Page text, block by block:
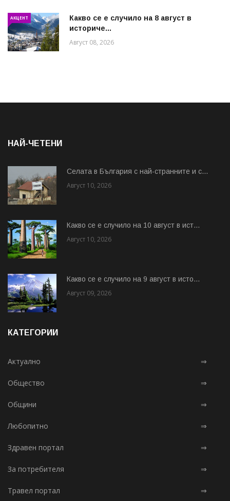
АКЦЕНТ
Какво се е случило на 8 август в
историче...
Август 08, 2026
НАЙ-ЧЕТЕНИ
Cелата в България с най-странните и с...
Август 10, 2026
Какво се е случило на 10 август в ист...
Август 10, 2026
Какво се е случило на 9 август в исто...
Август 09, 2026
КАТЕГОРИИ
Актуално ⇒
Общество ⇒
Общини ⇒
Любопитно ⇒
Здравен портал ⇒
За потребителя ⇒
Травел портал ⇒